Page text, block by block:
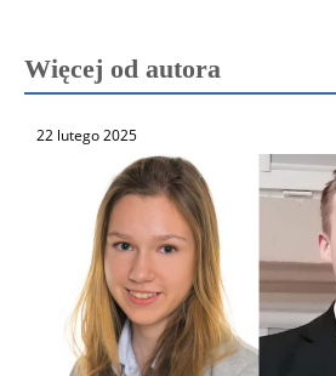
Więcej od autora
22 lutego 2025